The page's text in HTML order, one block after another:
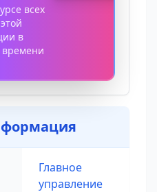
всех
в
Главное
управление